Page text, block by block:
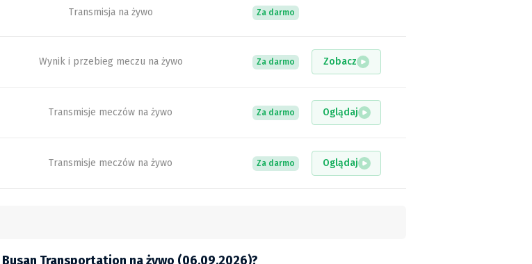
Transmisja na żywo Za darmo
Wynik i przebieg meczu na żywo Za darmo Zobacz
Transmisje meczów na żywo Za darmo Oglądaj
Transmisje meczów na żywo Za darmo Oglądaj
Transportation na żywo (06.09.2026)?